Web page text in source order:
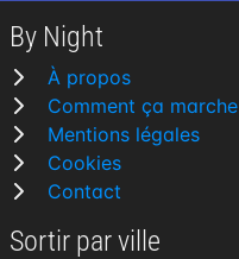
By Night
À propos
Comment ça marche
Mentions légales
Cookies
Contact
Sortir par ville